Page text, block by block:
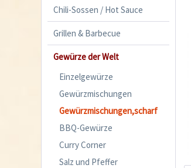
Chili-Sossen / Hot Sauce
Grillen & Barbecue
Gewürze der Welt
Einzelgewürze
Gewürzmischungen
Gewürzmischungen,scharf
BBQ-Gewürze
Curry Corner
Salz und Pfeffer